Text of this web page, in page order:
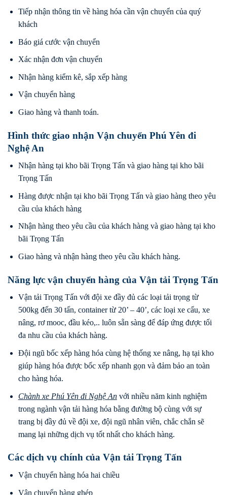
Tiếp nhận thông tin về hàng hóa cần vận chuyển của quý
khách
Báo giá cước vận chuyển
Xác nhận đơn vận chuyển
Nhận hàng kiểm kê, sắp xếp hàng
Vận chuyển hàng
Giao hàng và thanh toán.
Hình thức giao nhận Vận chuyển Phú Yên đi
Nghệ An
Nhận hàng tại kho bãi Trọng Tấn và giao hàng tại kho bãi
Trọng Tấn
Hàng được nhận tại kho bãi Trọng Tấn và giao hàng theo yêu
cầu của khách hàng
Nhận hàng theo yêu cầu của khách hàng và giao hàng tại kho
bãi Trọng Tấn
Giao hàng và nhận hàng theo yêu cầu khách hàng.
Năng lực vận chuyển hàng của Vận tải Trọng Tấn
Vận tải Trọng Tấn với đội xe đầy đủ các loại tải trọng từ
500kg đến 30 tấn, container từ 20’ – 40’, các loại xe cẩu, xe
nâng, rơ mooc, đầu kéo,.. luôn sẵn sàng để đáp ứng được tối
đa nhu cầu của khách hàng.
Đội ngũ bốc xếp hàng hóa cùng hệ thống xe nâng, hạ tại kho
giúp hàng hóa được bốc xếp nhanh gọn và đảm bảo an toàn
cho hàng hóa.
Chành xe Phú Yênđi Nghệ Anvới nhiều năm kinh nghiệm
trong ngành vận tải hàng hóa bằng đường bộ cùng với sự
trang bị đầy đủ về đội xe, đội ngũ nhân viên, chắc chắn sẽ
mang lại những dịch vụ tốt nhất cho khách hàng.
Các dịch vụ chính của Vận tải Trọng Tấn
Vận chuyển hàng hóa hai chiều
Vận chuyển hàng ghép